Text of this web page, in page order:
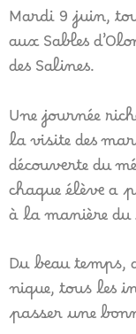
Mardi 9 juin,
aux Sables
des Salines.
Une journée
la visite des
découverte du
chaque élève a
à la manière
Du beau
nique, tous les
passer une